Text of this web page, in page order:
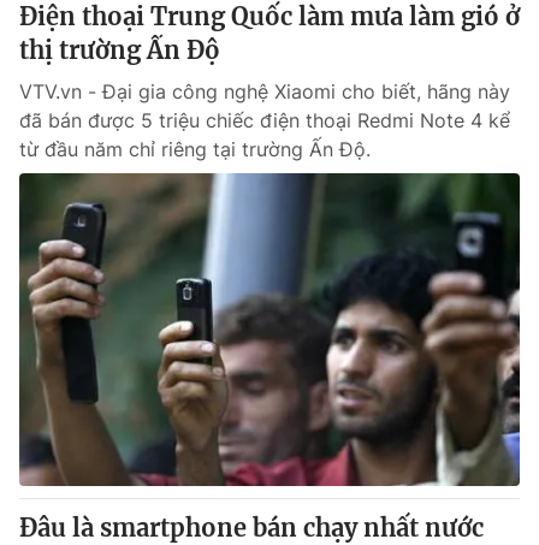
Điện thoại Trung Quốc làm mưa làm gió ở
thị trường Ấn Độ
VTV.vn - Đại gia công nghệ Xiaomi cho biết, hãng này
đã bán được 5 triệu chiếc điện thoại Redmi Note 4 kể
từ đầu năm chỉ riêng tại trường Ấn Độ.
Đâu là smartphone bán chạy nhất nước